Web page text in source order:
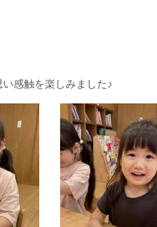
感触を楽しみました♪